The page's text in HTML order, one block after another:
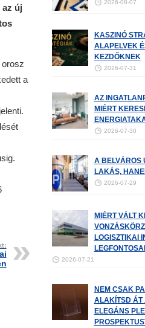
új
a
2026-08-07
KASZINÓ
ALAPELVEK
KEZDŐKNEK
2026-07-31
AZ
MIÉRT
2026-07-30
A BELVÁROS
LAKÁS,
2026-07-29
MIÉRT VÁLT
LOGISZTIKAI
2026-07-21
NEM CSAK
ALAKÍTSD ÁT
ELEGÁNS